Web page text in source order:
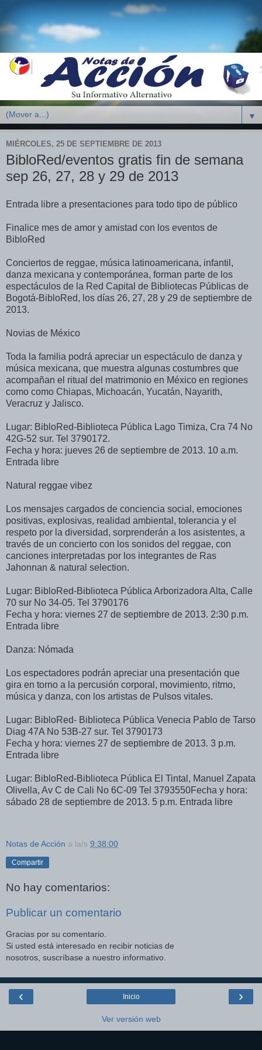
▼
MIÉRCOLES, 25 DE SEPTIEMBRE DE 2013
BibloRed/eventos gratis fin de semana
sep 26, 27, 28 y 29 de 2013
Entrada libre a presentaciones para todo tipo de público
Finalice mes de amor y amistad con los eventos de
BibloRed
Conciertos de reggae, música latinoamericana, infantil,
danza mexicana y contemporánea, forman parte de los
espectáculos de la Red Capital de Bibliotecas Públicas de
Bogotá-BibloRed, los días 26, 27, 28 y 29 de septiembre de
2013.
Novias de México
Toda la familia podrá apreciar un espectáculo de danza y
música mexicana, que muestra algunas costumbres que
acompañan el ritual del matrimonio en México en regiones
como como Chiapas, Michoacán, Yucatán, Nayarith,
Veracruz y Jalisco.
Lugar: BibloRed-Biblioteca Pública Lago Timiza, Cra 74 No
42G-52 sur. Tel 3790172.
Fecha y hora: jueves 26 de septiembre de 2013. 10 a.m.
Entrada libre
Natural reggae vibez
Los mensajes cargados de conciencia social, emociones
positivas, explosivas, realidad ambiental, tolerancia y el
respeto por la diversidad, sorprenderán a los asistentes, a
través de un concierto con los sonidos del reggae, con
canciones interpretadas por los integrantes de Ras
Jahonnan & natural selection.
Lugar: BibloRed-Biblioteca Pública Arborizadora Alta, Calle
70 sur No 34-05. Tel 3790176
Fecha y hora: viernes 27 de septiembre de 2013. 2:30 p.m.
Entrada libre
Danza: Nómada
Los espectadores podrán apreciar una presentación que
gira en torno a la percusión corporal, movimiento, ritmo,
música y danza, con los artistas de Pulsos vitales.
Lugar: BibloRed- Biblioteca Pública Venecia Pablo de Tarso
Diag 47A No 53B-27 sur. Tel 3790173
Fecha y hora: viernes 27 de septiembre de 2013. 3 p.m.
Entrada libre
Lugar: BibloRed-Biblioteca Pública El Tintal, Manuel Zapata
Olivella, Av C de Cali No 6C-09 Tel 3793550Fecha y hora:
sábado 28 de septiembre de 2013. 5 p.m. Entrada libre
Notas de Acción a la/s 9:38:00
Compartir
No hay comentarios:
Publicar un comentario
Gracias por su comentario.
Si usted está interesado en recibir noticias de
nosotros, suscríbase a nuestro informativo.
‹ ›
Inicio
Ver versión web